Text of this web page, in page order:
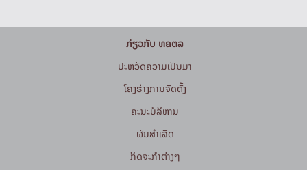
ກ່ຽວກັບ ທຄຕລ
ປະຫວັດຄວາມເປັນມາ
ໂຄງຮ່າງການຈັດຕັ້ງ
ຄະນະບໍລິຫານ
ຜົນສຳເລັດ
ກິດຈະກໍາຕ່າງໆ